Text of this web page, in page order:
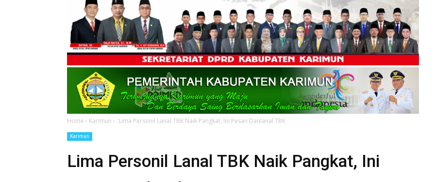
Home › Karimun › Lima Personil Lanal TBK Naik Pangkat, Ini Pesan Danlanal TBK
Karimun
Lima Personil Lanal TBK Naik Pangkat, Ini